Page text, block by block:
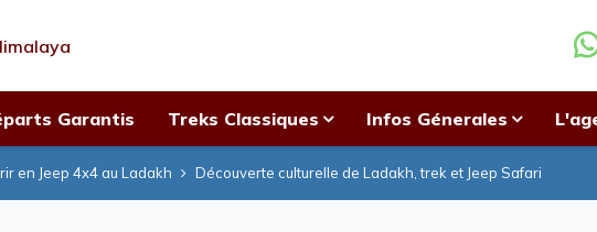
Garantis Treks Classiques Infos Génerales
en Jeep 4x4 au Ladakh Découverte culturelle de Ladakh, trek et Jeep Safari